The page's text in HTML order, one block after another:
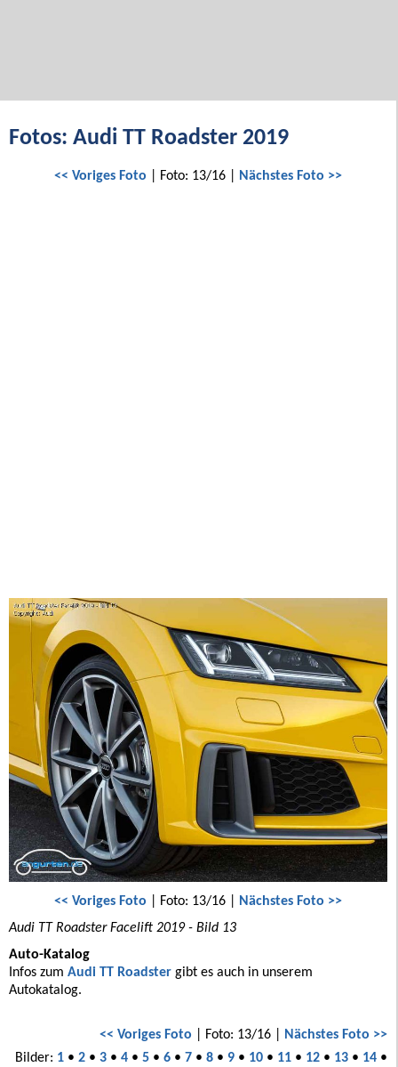
Fotos: Audi TT Roadster 2019
<< Voriges Foto | Foto: 13/16 | Nächstes Foto >>
<< Voriges Foto | Foto: 13/16 | Nächstes Foto >>
Audi TT Roadster Facelift 2019 - Bild 13
Auto-Katalog
Infos zum Audi TT Roadster gibt es auch in unserem
Autokatalog.
<< Voriges Foto | Foto: 13/16 | Nächstes Foto >>
Bilder: 1• 2• 3• 4• 5• 6• 7• 8• 9• 10• 11• 12• 13• 14•